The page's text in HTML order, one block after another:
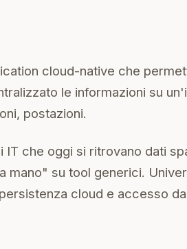
cloud-native che
le informazioni su
postazioni.
IT che oggi si ritrovano dati
mano" su tool generici.
cloud e accesso